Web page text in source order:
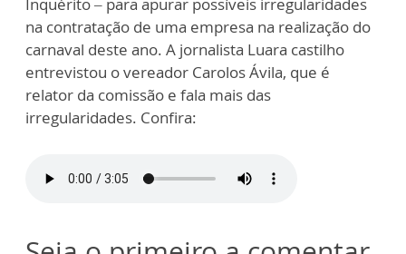
na contratação de uma empresa na realização do
carnaval deste ano. A jornalista Luara castilho
entrevistou o vereador Carolos Ávila, que é
relator da comissão e fala mais das
irregularidades. Confira: